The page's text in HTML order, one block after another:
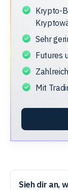
Krypto-
Sehr
Futures
Mit
Sieh dir an,